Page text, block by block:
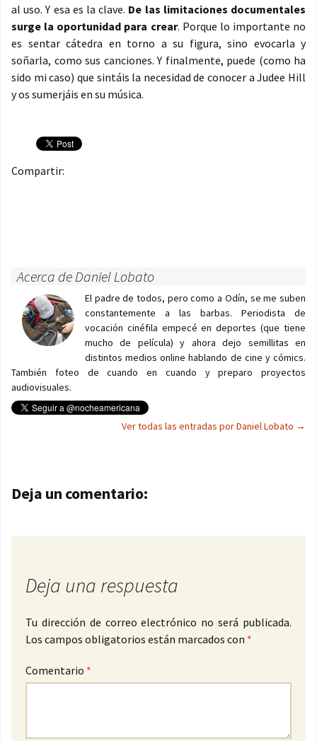
al uso. Y esa es la clave. De las limitaciones documentales
surge la oportunidad para crear. Porque lo importante no
es sentar cátedra en torno a su figura, sino evocarla y
soñarla, como sus canciones. Y finalmente, puede (como ha
sido mi caso) que sintáis la necesidad de conocer a Judee Hill
y os sumerjáis en su música.
Compartir:
Acerca de Daniel Lobato
El padre de todos, pero como a Odín, se me suben
constantemente a las barbas. Periodista de
vocación cinéfila empecé en deportes (que tiene
mucho de película) y ahora dejo semillitas en
distintos medios online hablando de cine y cómics.
También foteo de cuando en cuando y preparo proyectos
audiovisuales.
Ver todas las entradas por Daniel Lobato →
Navegación de entradas
Deja un comentario:
Deja una respuesta
Tu dirección de correo electrónico no será publicada.
Los campos obligatorios están marcados con *
Comentario *